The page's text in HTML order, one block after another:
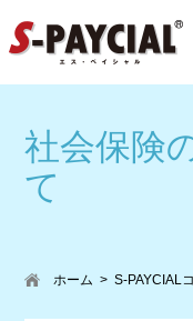
社会保険
て
ホーム S-PAYCIAL